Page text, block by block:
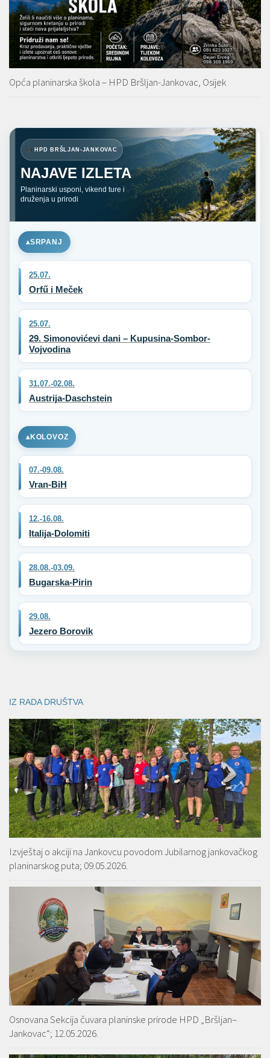
Opća planinarska škola – HPD Bršljan-Jankovac, Osijek
HPD BRŠLJAN-JANKOVAC
NAJAVE IZLETA
Planinarski usponi, vikend ture i
druženja u prirodi
SRPANJ
25.07.
Orfű i Meček
25.07.
29. Simonovićevi dani – Kupusina-Sombor-
Vojvodina
31.07.-02.08.
Austrija-Daschstein
KOLOVOZ
07.-09.08.
Vran-BiH
12.-16.08.
Italija-Dolomiti
28.08.-03.09.
Bugarska-Pirin
29.08.
Jezero Borovik
IZ RADA DRUŠTVA
Izvještaj o akciji na Jankovcu povodom Jubilarnog jankovačkog
planinarskog puta; 09.05.2026.
Osnovana Sekcija čuvara planinske prirode HPD „Bršljan–
Jankovac“; 12.05.2026.